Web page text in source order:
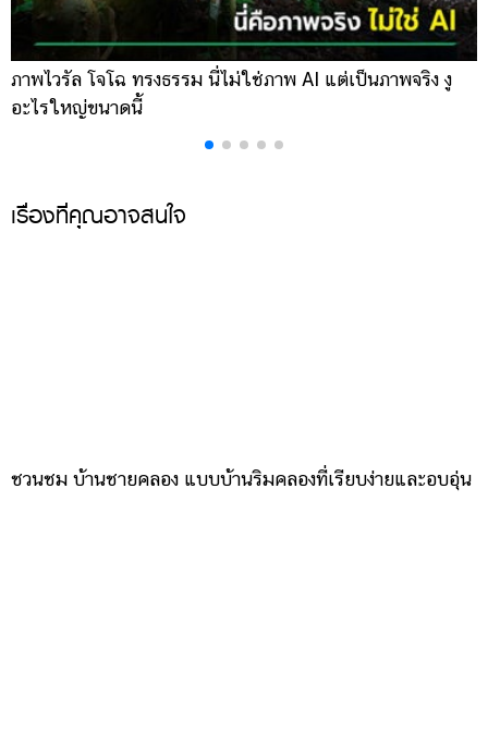
ภาพไวรัล โจโฉ ทรงธรรม นี่ไม่ใช่ภาพ AI แต่เป็นภาพจริง งู
อะไรใหญ่ขนาดนี้
เรื่องที่คุณอาจสนใจ
ชวนชม บ้านชายคลอง แบบบ้านริมคลองที่เรียบง่ายและอบอุ่น